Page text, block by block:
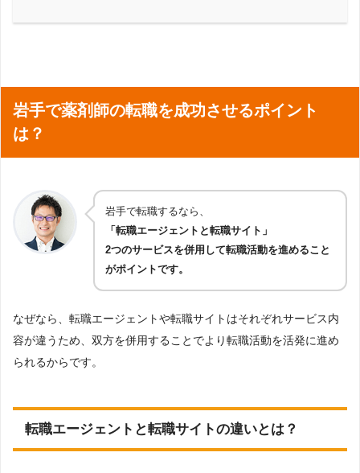
岩手で薬剤師の転職を成功させるポイント
は？
岩手で転職するなら、
「転職エージェントと転職サイト」
2つのサービスを併用して転職活動を進めること
がポイントです。
なぜなら、転職エージェントや転職サイトはそれぞれサービス内
容が違うため、双方を併用することでより転職活動を活発に進め
られるからです。
転職エージェントと転職サイトの違いとは？